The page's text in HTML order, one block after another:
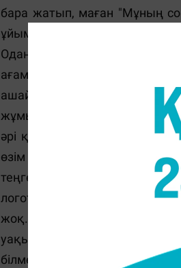
бара жатып, маған "Мұның
ұйымдастырып, өзім жасай
Оданда өзім осы бизнесті
ағама қоңырау шалдым:
ашайық", дедім. Ол маған:
жұмыс істеп көрмейсің бе",
әрі қарай қасыма серіктес
өзім бастауға шешім
теңге қарызға алып, таныс
логотип жасатып, 1 күннің
жоқ. "Hh" сайтына вакансия
уақыт жұмыс істеген
білмемін. Міне осылай жұмыс